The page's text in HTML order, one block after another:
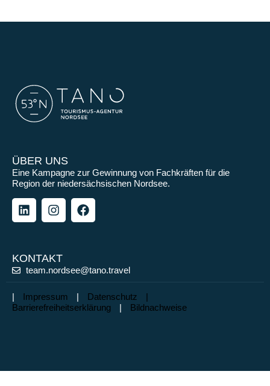
ÜBER UNS
Eine Kampagne zur Gewinnung von Fachkräften für die
Region der niedersächsischen Nordsee.
KONTAKT
team.nordsee@tano.travel
| Impressum | Datenschutz |
Barrierefreiheitserklärung | Bildnachweise